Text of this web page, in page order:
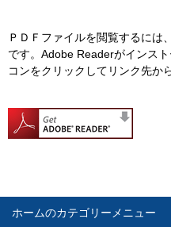
ホーム
ＰＤＦファイルを閲覧するには
です。Adobe Readerがインス
コンをクリックしてリンク先か